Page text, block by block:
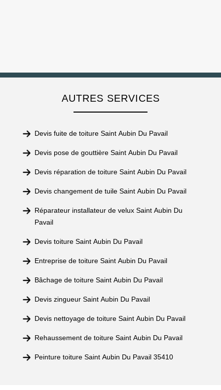
AUTRES SERVICES
Devis fuite de toiture Saint Aubin Du Pavail
Devis pose de gouttière Saint Aubin Du Pavail
Devis réparation de toiture Saint Aubin Du Pavail
Devis changement de tuile Saint Aubin Du Pavail
Réparateur installateur de velux Saint Aubin Du
Pavail
Devis toiture Saint Aubin Du Pavail
Entreprise de toiture Saint Aubin Du Pavail
Bâchage de toiture Saint Aubin Du Pavail
Devis zingueur Saint Aubin Du Pavail
Devis nettoyage de toiture Saint Aubin Du Pavail
Rehaussement de toiture Saint Aubin Du Pavail
Peinture toiture Saint Aubin Du Pavail 35410